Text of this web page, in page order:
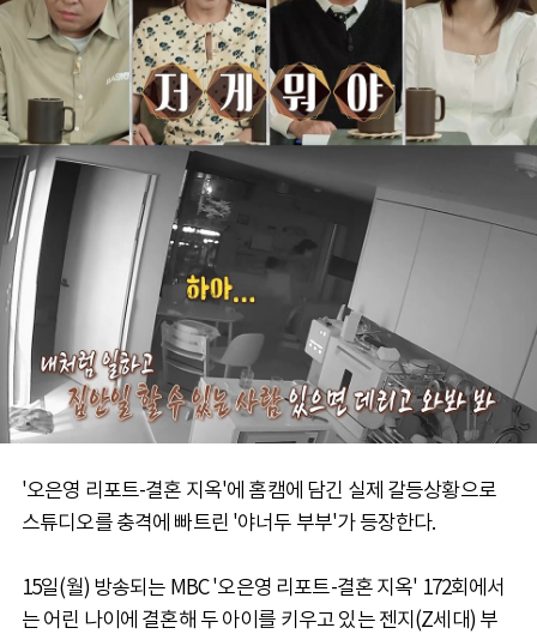
'오은영 리포트-결혼 지옥'에 홈캠에 담긴 실제 갈등상황으로
스튜디오를 충격에 빠트린 '야너두 부부'가 등장한다.
15일(월) 방송되는 MBC '오은영 리포트-결혼 지옥' 172회에서
는 어린 나이에 결혼해 두 아이를 키우고 있는 젠지(Z세대) 부